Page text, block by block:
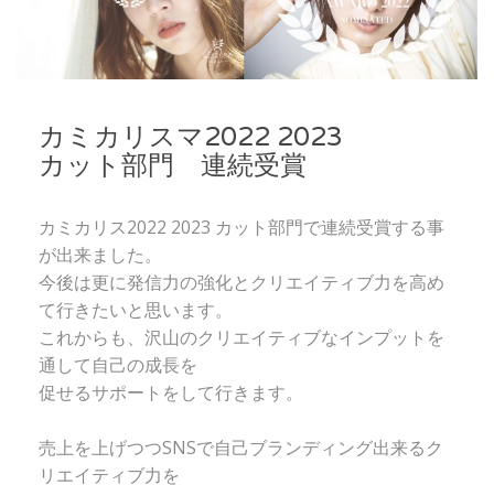
カミカリスマ2022 2023
カット部門 連続受賞
カミカリス2022 2023 カット部門で連続受賞する事
が出来ました。
今後は更に発信力の強化とクリエイティブ力を高め
て行きたいと思います。
これからも、沢山のクリエイティブなインプットを
通して自己の成長を
促せるサポートをして行きます。
売上を上げつつSNSで自己ブランディング出来るク
リエイティブ力を